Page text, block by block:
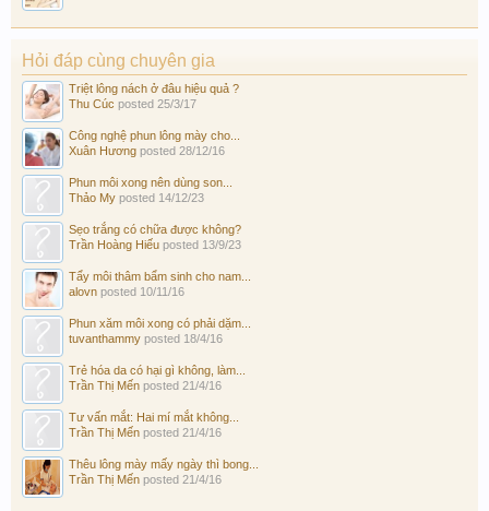
Hỏi đáp cùng chuyên gia
Triệt lông nách ở đâu hiệu quả ?
Thu Cúc posted 25/3/17
Công nghệ phun lông mày cho...
Xuân Hương posted 28/12/16
Phun môi xong nên dùng son...
Thảo My posted 14/12/23
Sẹo trắng có chữa được không?
Trần Hoàng Hiếu posted 13/9/23
Tẩy môi thâm bẩm sinh cho nam...
alovn posted 10/11/16
Phun xăm môi xong có phải dặm...
tuvanthammy posted 18/4/16
Trẻ hóa da có hại gì không, làm...
Trần Thị Mến posted 21/4/16
Tư vấn mắt: Hai mí mắt không...
Trần Thị Mến posted 21/4/16
Thêu lông mày mấy ngày thì bong...
Trần Thị Mến posted 21/4/16